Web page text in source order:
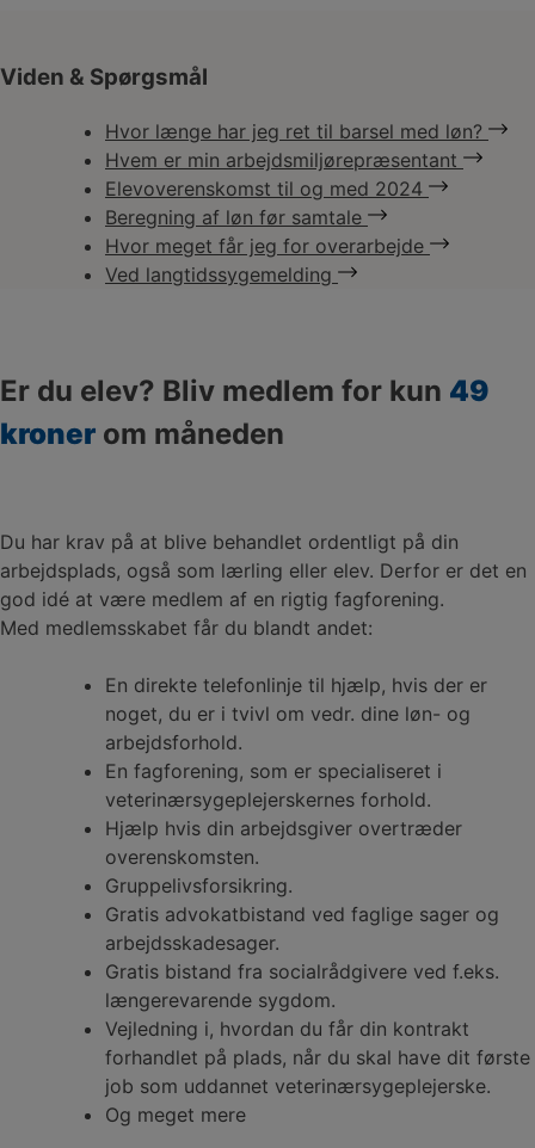
Viden & Spørgsmål
Hvor længe har jeg ret til barsel med løn?
Hvem er min arbejdsmiljørepræsentant
Elevoverenskomst til og med 2024
Beregning af løn før samtale
Hvor meget får jeg for overarbejde
Ved langtidssygemelding
Er du elev? Bliv medlem for kun 49
kroner om måneden
Du har krav på at blive behandlet ordentligt på din
arbejdsplads, også som lærling eller elev. Derfor er det en
god idé at være medlem af en rigtig fagforening.
Med medlemsskabet får du blandt andet:
En direkte telefonlinje til hjælp, hvis der er
noget, du er i tvivl om vedr. dine løn- og
arbejdsforhold.
En fagforening, som er specialiseret i
veterinærsygeplejerskernes forhold.
Hjælp hvis din arbejdsgiver overtræder
overenskomsten.
Gruppelivsforsikring.
Gratis advokatbistand ved faglige sager og
arbejdsskadesager.
Gratis bistand fra socialrådgivere ved f.eks.
længerevarende sygdom.
Vejledning i, hvordan du får din kontrakt
forhandlet på plads, når du skal have dit første
job som uddannet veterinærsygeplejerske.
Og meget mere